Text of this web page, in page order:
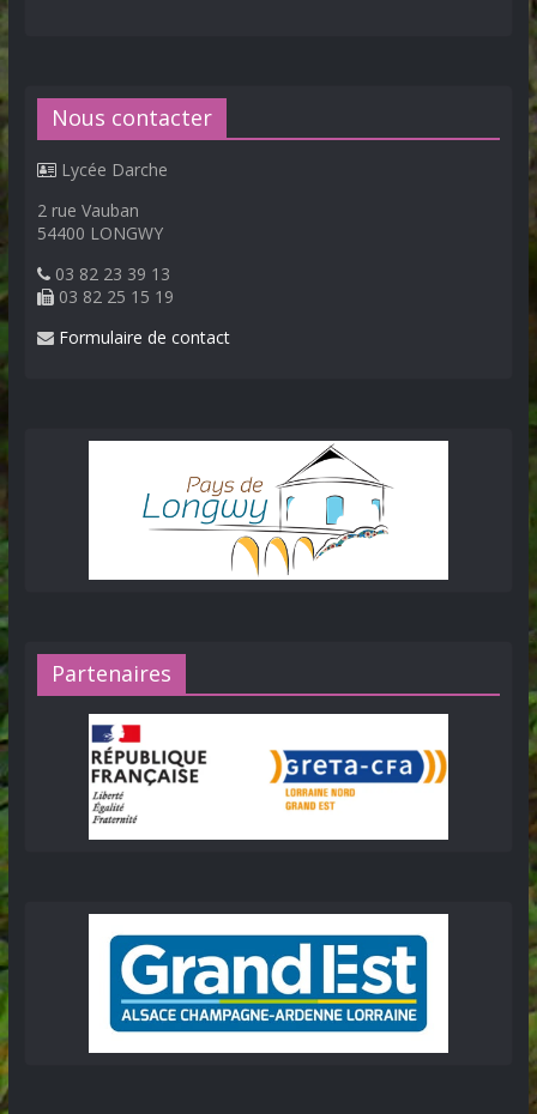
Nous contacter
Lycée Darche
2 rue Vauban
54400 LONGWY
03 82 23 39 13
03 82 25 15 19
Formulaire de contact
Partenaires